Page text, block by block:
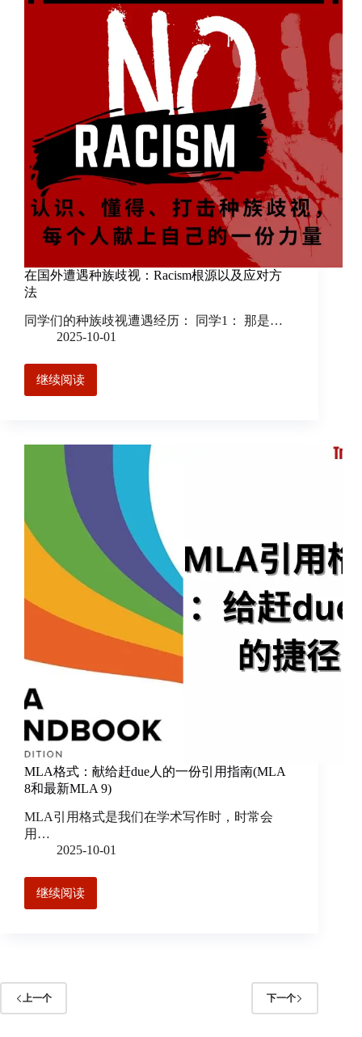
在国外遭遇种族歧视：Racism根源以及应对方
法
同学们的种族歧视遭遇经历： 同学1： 那是…
2025-10-01
继续阅读
MLA格式：献给赶due人的一份引用指南(MLA
8和最新MLA 9)
MLA引用格式是我们在学术写作时，时常会
用…
2025-10-01
继续阅读
上一个 下一个